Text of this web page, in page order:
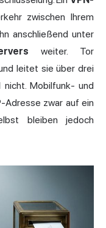
zwischen Ihrem
anschließend unter
weiter. Tor
leitet sie über drei
Mobilfunk- und
Adresse zwar auf ein
bleiben jedoch